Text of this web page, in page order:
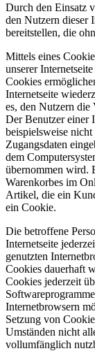
Durch den Einsatz
den Nutzern dieser
bereitstellen, die
Mittels eines
unserer
Cookies
Internetseite
es, den Nutzern die
Der Benutzer einer
beispielsweise nicht
Zugangsdaten
dem
übernommen wird.
Warenkorbes im
Artikel, die ein
ein Cookie.
Die betroffene
Internetseite
genutzten
Cookies dauerhaft
Cookies jederzeit
Internetbrowsern
Setzung von
Umständen nicht
vollumfänglich